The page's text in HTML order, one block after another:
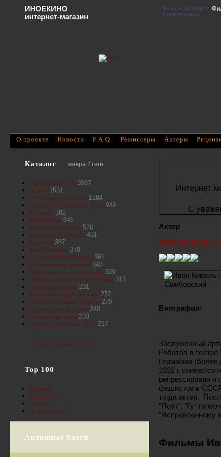
Интернет
С
Актер
Иван Коваль -
Биография:
Заслуженный
Работал в
Германию (более
1932 г.
репрессирован
фашистов в
тогда актёр.
"Поэт",
"Исправленному
Фильмы
Каталог жанры / теги
Зарубежные х/ф 3987
Драма 1551
Отечественное кино 1284
Артхаус - Авторское кино 949
Комедия 882
Мелодрама 641
Французское кино 570
Классика Голливуда 491
Триллер 387
Балет и танец 378
Исторические фильмы 361
Музыкальные фильмы 348
Приключенческие фильмы 329
Оперы и классическая музыка 313
Английское кино 291
Биографические фильмы 272
Документальные фильмы 270
Итальянские фильмы 240
Военные фильмы 233
Новое российское кино 217
полное облако тегов
Top 100
Фильмы
Режиссеры
Актеры
Пользователи
Активные блоги
О проекте Новости F.A.Q. Режиссеры Актеры
ИНОЕКИНО
интернет-магазин
Вход в кабинет
Регистрация